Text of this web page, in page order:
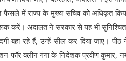
में राज्य के मुख्य सचिव को अधिकृत
करें। अदालत ने सरकार से यह भी
बहा रहे हैं, उन्हें सील कर दिया जाए।
फॉर क्लीन गंगा के निदेशक प्रवीण कुमार,